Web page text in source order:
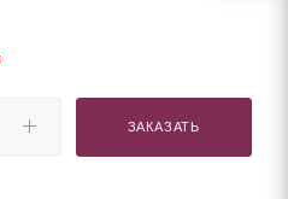
ЗАКАЗАТЬ